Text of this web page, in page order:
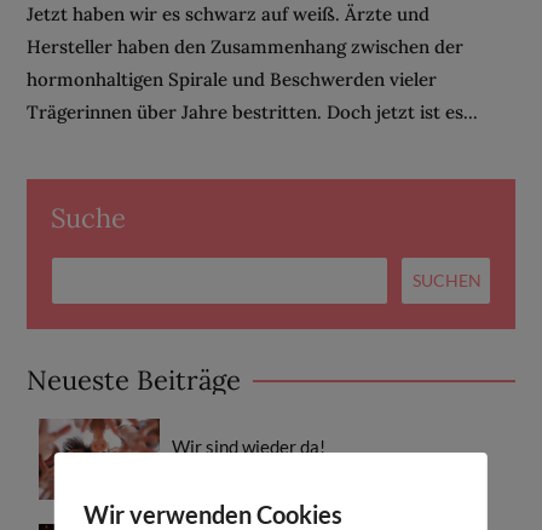
Jetzt haben wir es schwarz auf weiß. Ärzte und
Hersteller haben den Zusammenhang zwischen der
hormonhaltigen Spirale und Beschwerden vieler
Trägerinnen über Jahre bestritten. Doch jetzt ist es...
Suche
Neueste Beiträge
Wir sind wieder da!
Wir verwenden Cookies